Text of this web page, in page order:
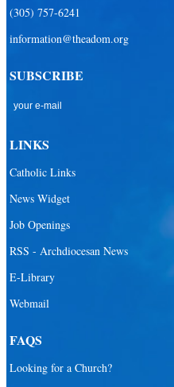
(305) 757-6241
information@theadom.org
SUBSCRIBE
LINKS
Catholic Links
News Widget
Job Openings
RSS - Archdiocesan News
E-Library
Webmail
FAQS
Looking for a Church?